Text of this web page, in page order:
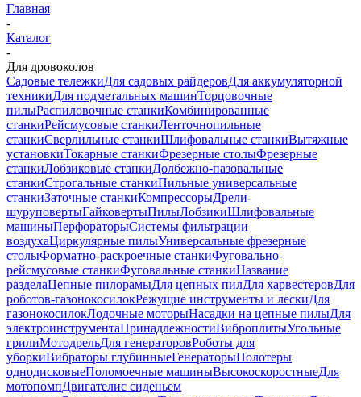
Главная
-
Каталог
-
Для дровоколов
Садовые тележкиДля садовых райдеровДля аккумуляторной
техникиДля подметальных машинТорцовочные
пилыРаспиловочные станкиКомбинированные
станкиРейсмусовые станкиЛенточнопильные
станкиСверлильные станкиШлифовальные станкиВытяжные
установкиТокарные станкиФрезерные столыФрезерные
станкиЛобзиковые станкиДолбежно-пазовальные
станкиСтрогальные станкиПильные универсальные
станкиЗаточные станкиКомпрессорыДрели-
шуруповертыГайковертыПилыЛобзикиШлифовальные
машиныПерфораторыСистемы фильтрации
воздухаЦиркулярные пилыУниверсальные фрезерные
столыФорматно-раскроечные станкиФуговально-
рейсмусовые станкиФуговальные станкиНазвание
разделаЦепные пилорамыДля цепных пилДля харвестеровДля
роботов-газонокосилокРежущие инструменты и лескиДля
газонокосилокЛодочные моторыНасадки на цепные пилыДля
электроинструментаПринадлежностиВиброплитыУгольные
грилиМотодрельДля генераторовРоботы для
уборкиВибраторы глубинныеГенераторыПолотеры
однодисковыеПоломоечные машиныВысокоскоростныеДля
мотопомпДвигателис сиденьем